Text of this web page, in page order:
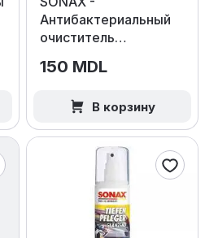
Антибактериальный
очиститель
Fresh
150 MDL
В корзину